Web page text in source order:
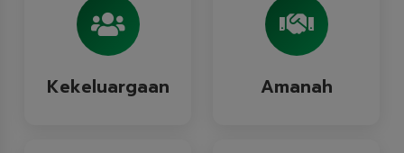
Kekeluargaan Amanah